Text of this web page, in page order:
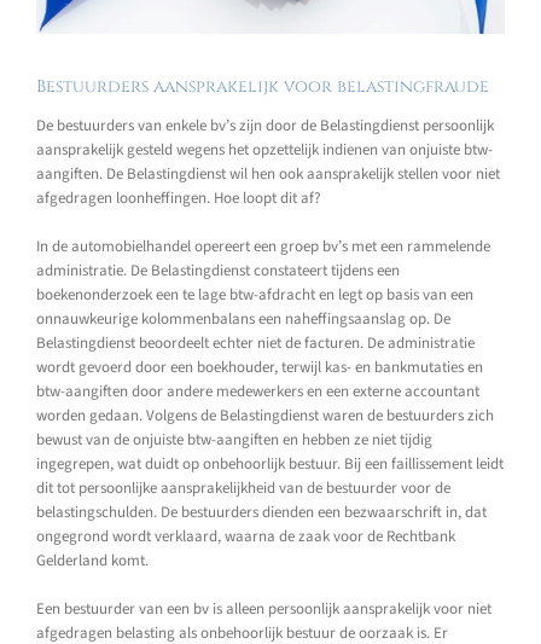
Bestuurders aansprakelijk voor belastingfraude
De bestuurders van enkele bv’s zijn door de Belastingdienst persoonlijk
aansprakelijk gesteld wegens het opzettelijk indienen van onjuiste btw-
aangiften. De Belastingdienst wil hen ook aansprakelijk stellen voor niet
afgedragen loonheffingen. Hoe loopt dit af?
In de automobielhandel opereert een groep bv’s met een rammelende
administratie. De Belastingdienst constateert tijdens een
boekenonderzoek een te lage btw-afdracht en legt op basis van een
onnauwkeurige kolommenbalans een naheffingsaanslag op. De
Belastingdienst beoordeelt echter niet de facturen. De administratie
wordt gevoerd door een boekhouder, terwijl kas- en bankmutaties en
btw-aangiften door andere medewerkers en een externe accountant
worden gedaan. Volgens de Belastingdienst waren de bestuurders zich
bewust van de onjuiste btw-aangiften en hebben ze niet tijdig
ingegrepen, wat duidt op onbehoorlijk bestuur. Bij een faillissement leidt
dit tot persoonlijke aansprakelijkheid van de bestuurder voor de
belastingschulden. De bestuurders dienden een bezwaarschrift in, dat
ongegrond wordt verklaard, waarna de zaak voor de Rechtbank
Gelderland komt.
Een bestuurder van een bv is alleen persoonlijk aansprakelijk voor niet
afgedragen belasting als onbehoorlijk bestuur de oorzaak is. Er